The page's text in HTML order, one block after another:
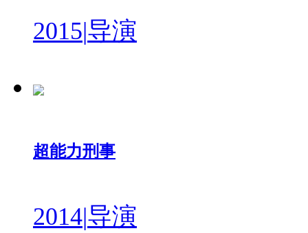
2015|导演
超能力刑事
2014|导演